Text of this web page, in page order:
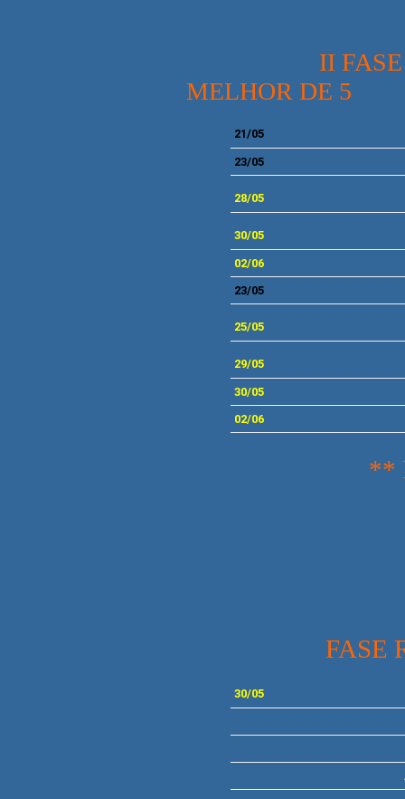
II FASE -
MELHOR DE 5
21/05
23/05
28/05
30/05
02/06
23/05
25/05
29/05
30/05
02/06
**
FASE
30/05